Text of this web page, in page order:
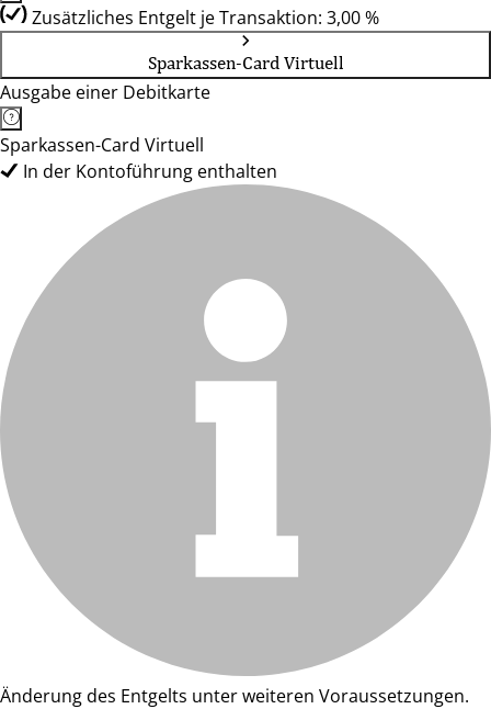
Zusätzliches Entgelt je Transaktion: 3,00 %
Sparkassen-Card Virtuell
Ausgabe einer Debitkarte
Sparkassen-Card Virtuell
In der Kontoführung enthalten
Änderung des Entgelts unter weiteren Voraussetzungen.